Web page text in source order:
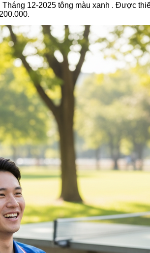
12-2025 tông màu xanh . Được